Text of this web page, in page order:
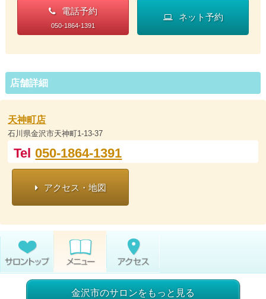
電話予約
050-1864-1391
ネット予約
店舗詳細
天神町店
石川県金沢市天神町1-13-37
Tel050-1864-1391
アクセス・地図
金沢市のサロンをもっと見る